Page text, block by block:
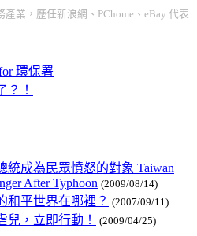
業，歷任新浪網、PChome、eBay 代表
環保署
？！
統成為民眾憤怒的對象 Taiwan
After Typhoon (2009/08/14)
和平世界在哪裡？ (2007/09/11)
兒，立即行動！ (2009/04/25)